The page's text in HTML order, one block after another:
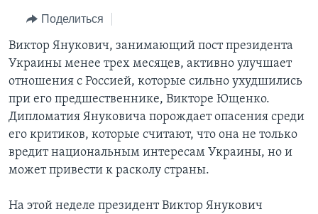
поискДИСКУССИЯ VOA
ДЕТАЛИ
НЬЮ-ЙОРК NEW YORK
АМЕРИКА. БОЛЬШОЕ ПУТЕШЕСТВИЕ
АРТЕФАКТЫ
АМЕРИКАНСКИЕ ГОРОДКИ
ТЕСТЫ
ЗА СВОБОДУ ПРЕССЫ
УЧИМ АНГЛИЙСКИЙ
ВИДЕО
ПОДПИСКА НА НОВОСТИ
Learning English
СОЦИАЛЬНЫЕ СЕТИ
Поделиться
Виктор Янукович, занимающий пост президента
Украины менее трех месяцев, активно улучшает
отношения с Россией, которые сильно ухудшились
при его предшественнике, Викторе Ющенко.
Дипломатия Януковича порождает опасения среди
его критиков, которые считают, что она не только
вредит национальным интересам Украины, но и
может привести к расколу страны.
На этой неделе президент Виктор Янукович